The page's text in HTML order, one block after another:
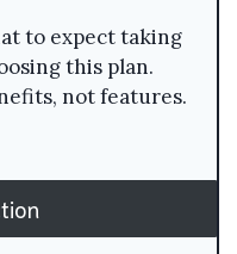
to expect taking
this plan.
not features.